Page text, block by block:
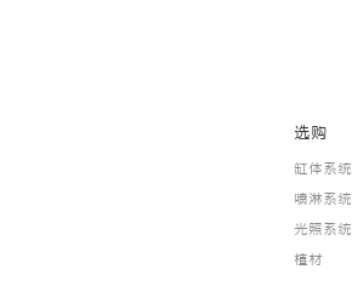
选购
缸体系统
喷淋系统
光照系统
植材